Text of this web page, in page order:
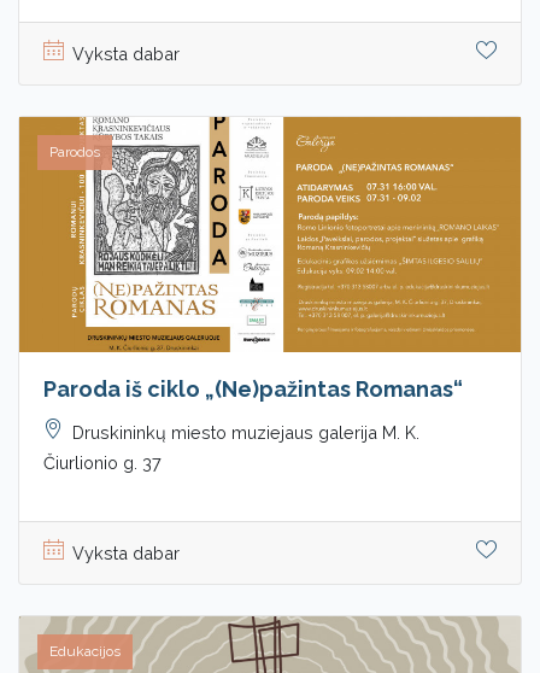
Vyksta dabar
Parodos
Paroda iš ciklo „(Ne)pažintas Romanas“
Druskininkų miesto muziejaus galerija M. K.
Čiurlionio g. 37
Vyksta dabar
Edukacijos